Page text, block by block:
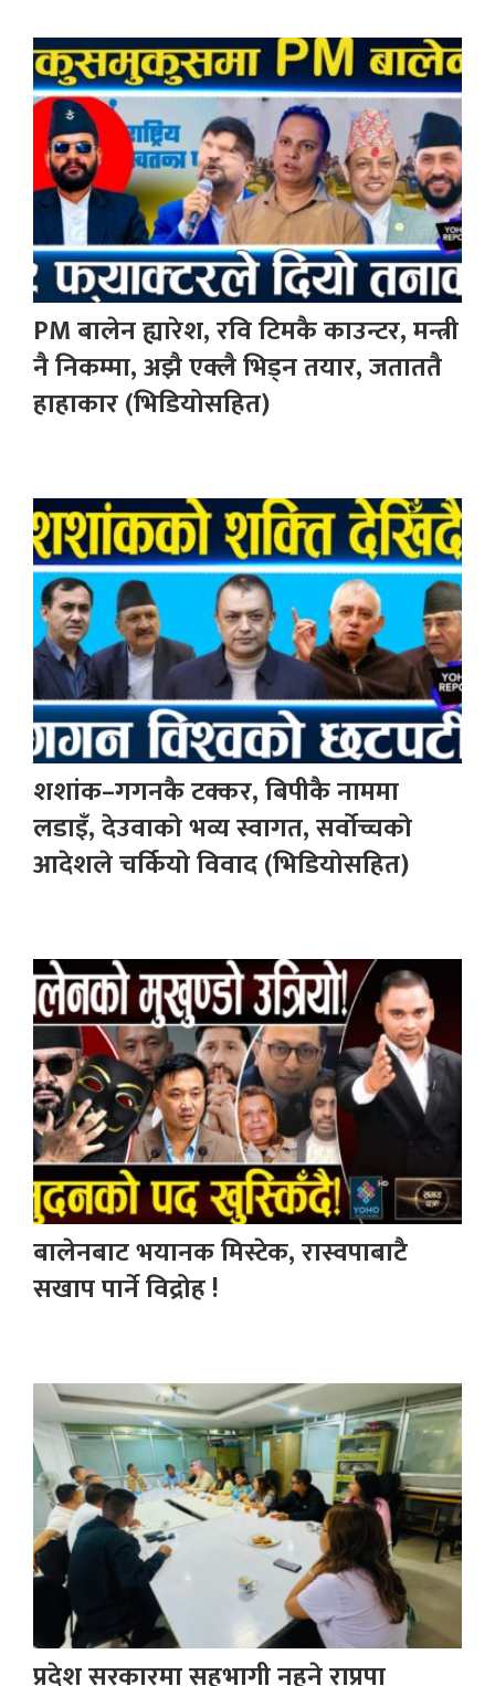
PM बालेन ह्यारेश, रवि टिमकै काउन्टर, मन्त्री
नै निकम्मा, अझै एक्लै भिड्न तयार, जताततै
हाहाकार (भिडियोसहित)
शशांक–गगनकै टक्कर, बिपीकै नाममा
लडाइँ, देउवाको भव्य स्वागत, सर्वोच्चको
आदेशले चर्कियो विवाद (भिडियोसहित)
बालेनबाट भयानक मिस्टेक, रास्वपाबाटै
सखाप पार्ने विद्रोह !
प्रदेश सरकारमा सहभागी नहुने राप्रपा